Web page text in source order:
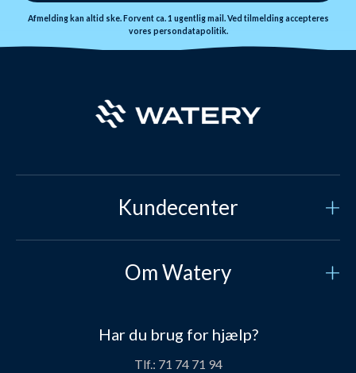
Afmelding kan altid ske. Forvent ca. 1 ugentlig mail. Ved tilmelding accepteres
vores persondatapolitik.
Kundecenter
Kontakt os
Om Watery
Har du brug for hjælp?
Tlf.: 71 74 71 94